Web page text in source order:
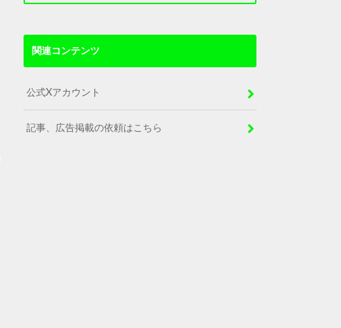
関連コンテンツ
公式Xアカウント
記事、広告掲載の依頼はこちら